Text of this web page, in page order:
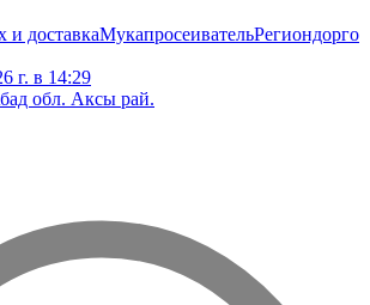
и доставкаМукапросеивательРегиондорго
г. в 14:29
обл. Аксы рай.